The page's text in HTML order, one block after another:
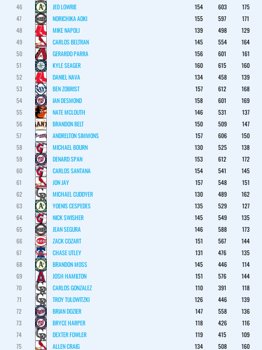
46
JED LOWRIE 154 603
175
47
NORICHIKA AOKI 155 597
171
48
MIKE NAPOLI 139 498
129
49
CARLOS BELTRAN 145 554
164
50
GERARDO PARRA 156 601
161
51
KYLE SEAGER 160 615
160
52
DANIEL NAVA 134 458
139
53
BEN ZOBRIST 157 612
168
54
IAN DESMOND 158 601
169
55
NATE MCLOUTH 146 531
137
56
BRANDON BELT 150 509
147
57
ANDRELTON SIMMONS 157 606
150
58
MICHAEL BOURN 130 525
138
59
DENARD SPAN 153 612
172
60
CARLOS SANTANA 154 541
145
61
JON JAY 157 548
151
62
MICHAEL CUDDYER 130 489
162
63
YOENIS CESPEDES 135 529
127
64
NICK SWISHER 145 549
135
65
JEAN SEGURA 146 588
173
66
ZACK COZART 151 567
144
67
CHASE UTLEY 131 476
135
68
BRANDON MOSS 145 446
114
69
JOSH HAMILTON 151 576
144
70
CARLOS GONZALEZ 110 391
118
71
TROY TULOWITZKI 126 446
139
72
BRIAN DOZIER 147 558
136
73
BRYCE HARPER 118 426
116
74
DEXTER FOWLER 119 415
109
75
ALLEN CRAIG 134 508 160